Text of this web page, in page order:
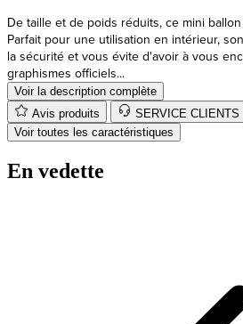
De taille et de poids réduits, ce mini
Parfait pour une utilisation en intérieur,
la sécurité et vous évite d'avoir à vous
graphismes officiels...
Voir la description complète
Avis produits
SERVICE CLIENTS
Voir toutes les caractéristiques
En vedette